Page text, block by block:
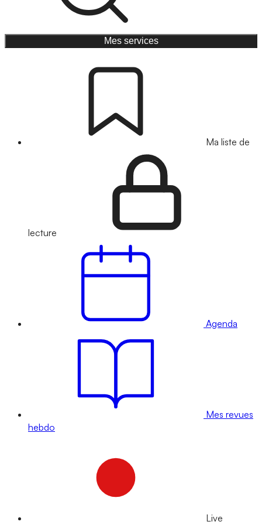
Mes services
Ma liste de
lecture
Agenda
Mes revues
hebdo
Live